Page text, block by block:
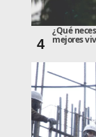
4
¿Qué
mejores